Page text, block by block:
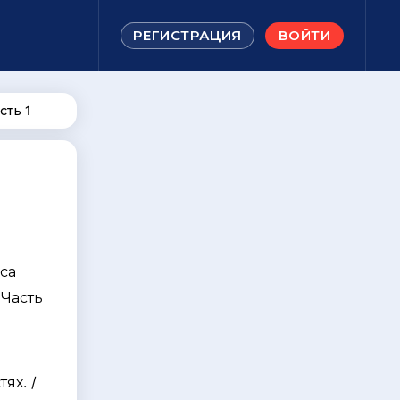
РЕГИСТРАЦИЯ ВОЙТИ
1
/